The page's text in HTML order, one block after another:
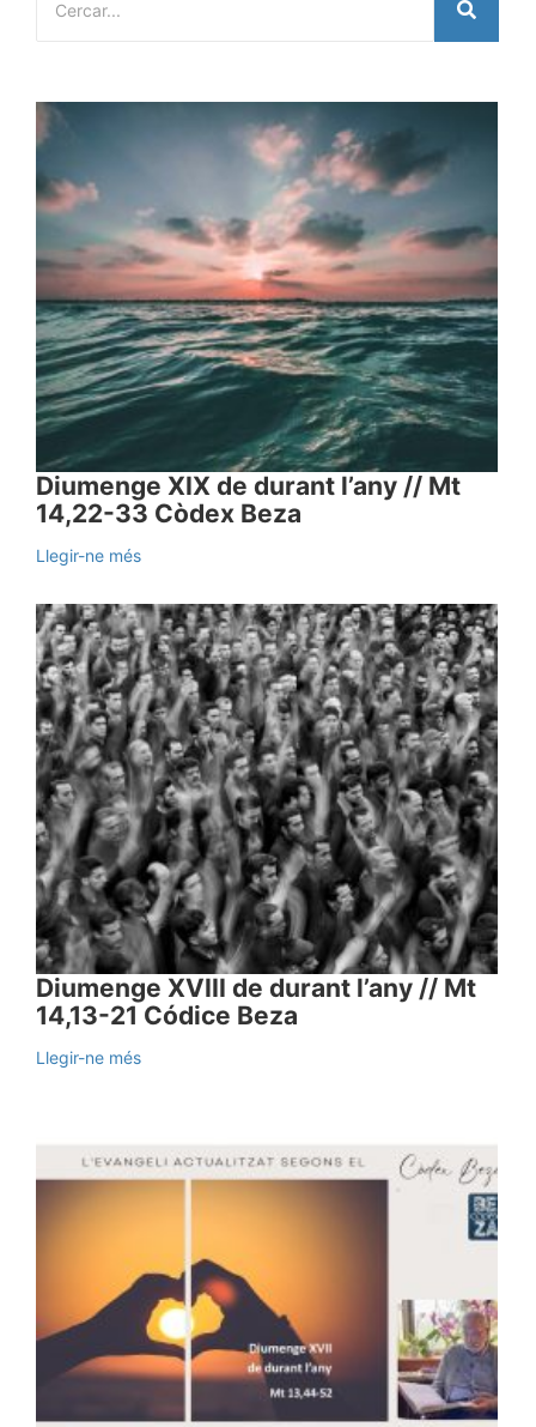
Diumenge XIX de durant l’any // Mt
14,22-33 Còdex Beza
Llegir-ne més
Diumenge XVIII de durant l’any // Mt
14,13-21 Códice Beza
Llegir-ne més